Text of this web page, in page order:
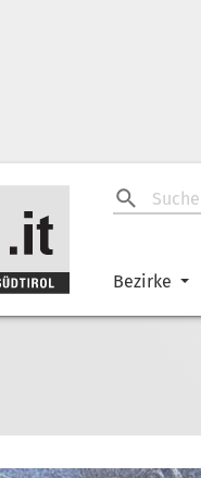
Bezirke